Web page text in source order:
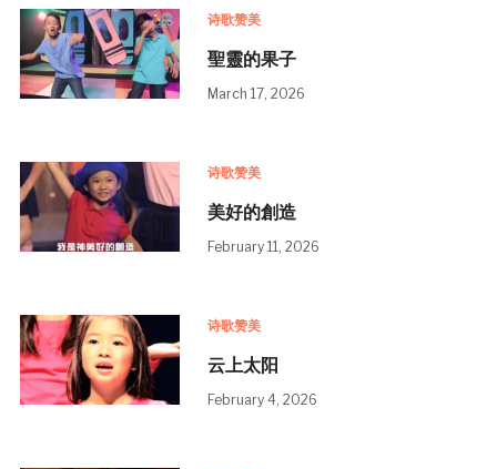
诗歌赞美
聖靈的果子
March 17, 2026
诗歌赞美
美好的創造
February 11, 2026
诗歌赞美
云上太阳
February 4, 2026